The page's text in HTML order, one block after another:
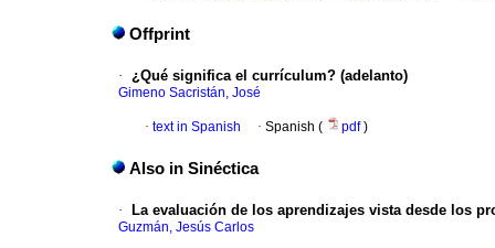
Offprint
· ¿Qué significa el currículum? (adelanto)
Gimeno Sacristán, José
· text in Spanish · Spanish ( pdf)
Also in Sinéctica
· La evaluación de los aprendizajes vista desde los
Guzmán, Jesús Carlos